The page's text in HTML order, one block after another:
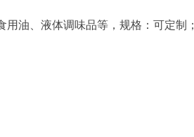
油、液体调味品等，规格：可定制；